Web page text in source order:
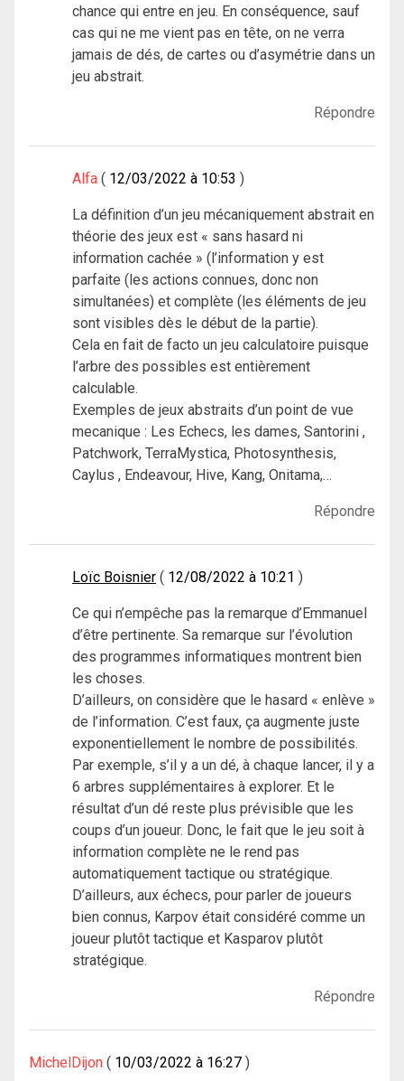
chance qui entre en jeu. En conséquence, sauf
cas qui ne me vient pas en tête, on ne verra
jamais de dés, de cartes ou d’asymétrie dans un
jeu abstrait.
Répondre
Alfa 12/03/2022 à 10:53
La définition d’un jeu mécaniquement abstrait en
théorie des jeux est « sans hasard ni
information cachée » (l’information y est
parfaite (les actions connues, donc non
simultanées) et complète (les éléments de jeu
sont visibles dès le début de la partie).
Cela en fait de facto un jeu calculatoire puisque
l’arbre des possibles est entièrement
calculable.
Exemples de jeux abstraits d’un point de vue
mecanique : Les Echecs, les dames, Santorini ,
Patchwork, TerraMystica, Photosynthesis,
Caylus , Endeavour, Hive, Kang, Onitama,…
Répondre
Loïc Boisnier 12/08/2022 à 10:21
Ce qui n’empêche pas la remarque d’Emmanuel
d’être pertinente. Sa remarque sur l’évolution
des programmes informatiques montrent bien
les choses.
D’ailleurs, on considère que le hasard « enlève »
de l’information. C’est faux, ça augmente juste
exponentiellement le nombre de possibilités.
Par exemple, s’il y a un dé, à chaque lancer, il y a
6 arbres supplémentaires à explorer. Et le
résultat d’un dé reste plus prévisible que les
coups d’un joueur. Donc, le fait que le jeu soit à
information complète ne le rend pas
automatiquement tactique ou stratégique.
D’ailleurs, aux échecs, pour parler de joueurs
bien connus, Karpov était considéré comme un
joueur plutôt tactique et Kasparov plutôt
stratégique.
Répondre
MichelDijon 10/03/2022 à 16:27